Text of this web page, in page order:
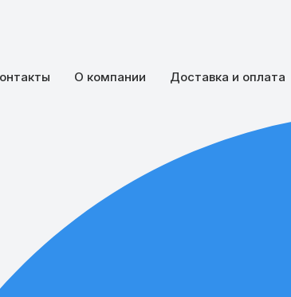
О компании Доставка и оплата